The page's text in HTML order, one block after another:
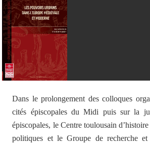
Dans le prolongement des colloques
cités épiscopales du Midi puis sur la
épiscopales, le Centre toulousain
politiques et le Groupe de recherche et